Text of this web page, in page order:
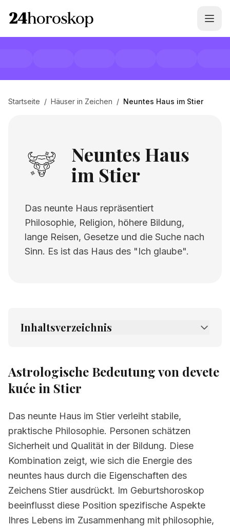
Startseite / Häuser in Zeichen / Neuntes Haus im Stier
Neuntes Haus
im Stier
Das neunte Haus repräsentiert
Philosophie, Religion, höhere Bildung,
lange Reisen, Gesetze und die Suche nach
Sinn. Es ist das Haus des "Ich glaube".
Inhaltsverzeichnis
2. Verwandte Seiten
Astrologische Bedeutung von devete
kuće in Stier
Das neunte Haus im Stier verleiht stabile,
praktische Philosophie. Personen schätzen
Sicherheit und Qualität in der Bildung. Diese
Kombination zeigt, wie sich die Energie des
neuntes haus durch die Eigenschaften des
Zeichens Stier ausdrückt. Im Geburtshoroskop
beeinflusst diese Position spezifische Aspekte
Ihres Lebens im Zusammenhang mit philosophie,